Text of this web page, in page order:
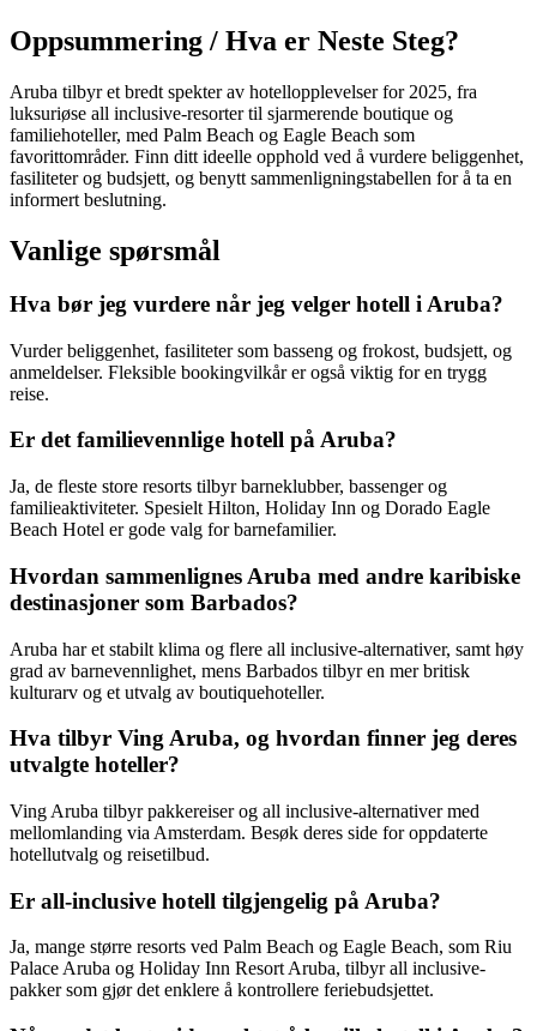
Oppsummering / Hva er Neste Steg?
Aruba tilbyr et bredt spekter av hotellopplevelser for 2025, fra
luksuriøse all inclusive-resorter til sjarmerende boutique og
familiehoteller, med Palm Beach og Eagle Beach som
favorittområder. Finn ditt ideelle opphold ved å vurdere beliggenhet,
fasiliteter og budsjett, og benytt sammenligningstabellen for å ta en
informert beslutning.
Vanlige spørsmål
Hva bør jeg vurdere når jeg velger hotell i Aruba?
Vurder beliggenhet, fasiliteter som basseng og frokost, budsjett, og
anmeldelser. Fleksible bookingvilkår er også viktig for en trygg
reise.
Er det familievennlige hotell på Aruba?
Ja, de fleste store resorts tilbyr barneklubber, bassenger og
familieaktiviteter. Spesielt Hilton, Holiday Inn og Dorado Eagle
Beach Hotel er gode valg for barnefamilier.
Hvordan sammenlignes Aruba med andre karibiske
destinasjoner som Barbados?
Aruba har et stabilt klima og flere all inclusive-alternativer, samt høy
grad av barnevennlighet, mens Barbados tilbyr en mer britisk
kulturarv og et utvalg av boutiquehoteller.
Hva tilbyr Ving Aruba, og hvordan finner jeg deres
utvalgte hoteller?
Ving Aruba tilbyr pakkereiser og all inclusive-alternativer med
mellomlanding via Amsterdam. Besøk deres side for oppdaterte
hotellutvalg og reisetilbud.
Er all-inclusive hotell tilgjengelig på Aruba?
Ja, mange større resorts ved Palm Beach og Eagle Beach, som Riu
Palace Aruba og Holiday Inn Resort Aruba, tilbyr all inclusive-
pakker som gjør det enklere å kontrollere feriebudsjettet.